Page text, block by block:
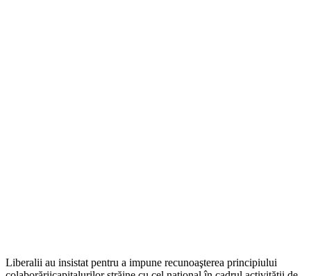
Liberalii au insistat pentru a impune recunoaşterea principiului